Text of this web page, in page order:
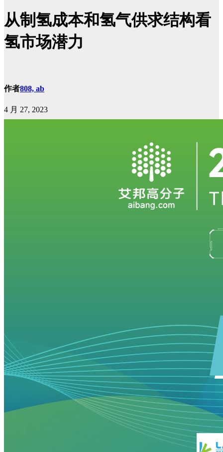
从制氢成本和氢气供求结构看
氢市场潜力
作者808, ab
4 月 27, 2023